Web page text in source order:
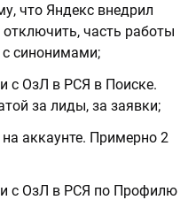
что Яндекс внедрил
часть работы
с синонимами;
с ОзЛ в РСЯ в Поиске.
за лиды, за заявки;
аккаунте. Примерно 2
с ОзЛ в РСЯ по Профилю